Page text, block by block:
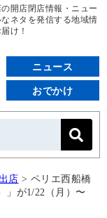
開店閉店情報・ニュー
ネタを発信する地域情
け！
ニュース
おでかけ
店 > ペリエ西船橋
」が1/22（月）〜